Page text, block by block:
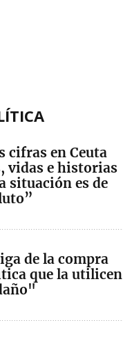
cifras en Ceuta
vidas e historias
situación es de
de la compra
que la utilicen